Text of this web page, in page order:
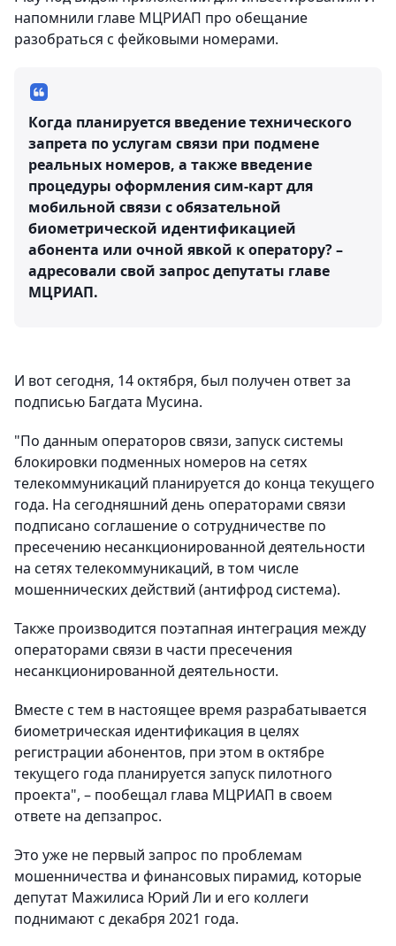
напомнили главе МЦРИАП про обещание
разобраться с фейковыми номерами.
Когда планируется введение технического
запрета по услугам связи при подмене
реальных номеров, а также введение
процедуры оформления сим-карт для
мобильной связи с обязательной
биометрической идентификацией
абонента или очной явкой к оператору? –
адресовали свой запрос депутаты главе
МЦРИАП.
И вот сегодня, 14 октября, был получен ответ за
подписью Багдата Мусина.
"По данным операторов связи, запуск системы
блокировки подменных номеров на сетях
телекоммуникаций планируется до конца текущего
года. На сегодняшний день операторами связи
подписано соглашение о сотрудничестве по
пресечению несанкционированной деятельности
на сетях телекоммуникаций, в том числе
мошеннических действий (антифрод система).
Также производится поэтапная интеграция между
операторами связи в части пресечения
несанкционированной деятельности.
Вместе с тем в настоящее время разрабатывается
биометрическая идентификация в целях
регистрации абонентов, при этом в октябре
текущего года планируется запуск пилотного
проекта", – пообещал глава МЦРИАП в своем
ответе на депзапрос.
Это уже не первый запрос по проблемам
мошенничества и финансовых пирамид, которые
депутат Мажилиса Юрий Ли и его коллеги
поднимают с декабря 2021 года.